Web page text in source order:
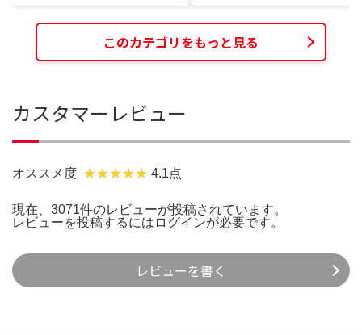
このカテゴリをもっと見る
カスタマーレビュー
オススメ度 4.1点
現在、3071件のレビューが投稿されています。
レビューを投稿するには ログインが必要です。
レビューを書く